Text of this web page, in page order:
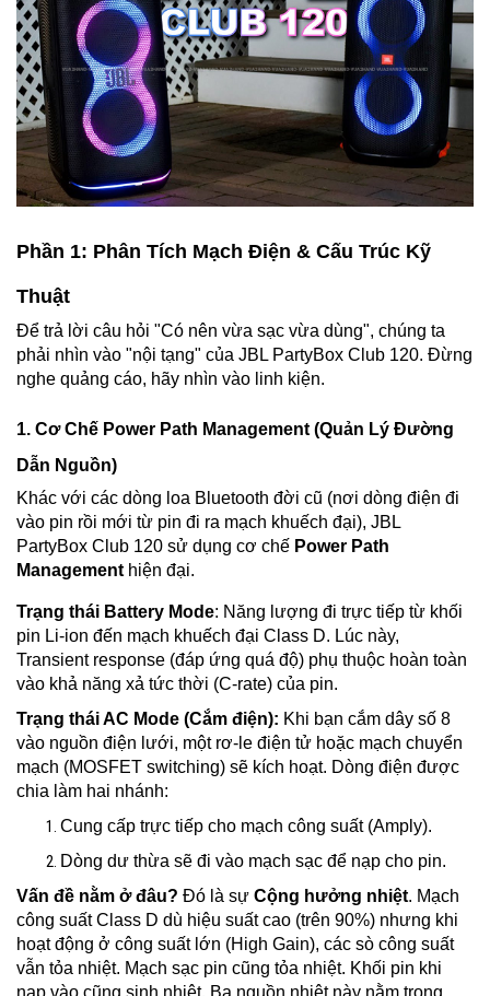
Phần 1: Phân Tích Mạch Điện & Cấu Trúc Kỹ
Thuật
Để trả lời câu hỏi "Có nên vừa sạc vừa dùng", chúng ta
phải nhìn vào "nội tạng" của JBL PartyBox Club 120. Đừng
nghe quảng cáo, hãy nhìn vào linh kiện.
1. Cơ Chế Power Path Management (Quản Lý Đường
Dẫn Nguồn)
Khác với các dòng loa Bluetooth đời cũ (nơi dòng điện đi
vào pin rồi mới từ pin đi ra mạch khuếch đại), JBL
PartyBox Club 120 sử dụng cơ chế Power Path
Managementhiện đại.
Trạng thái Battery Mode: Năng lượng đi trực tiếp từ khối
pin Li-ion đến mạch khuếch đại Class D. Lúc này,
Transient response (đáp ứng quá độ) phụ thuộc hoàn toàn
vào khả năng xả tức thời (C-rate) của pin.
Trạng thái AC Mode (Cắm điện): Khi bạn cắm dây số 8
vào nguồn điện lưới, một rơ-le điện tử hoặc mạch chuyển
mạch (MOSFET switching) sẽ kích hoạt. Dòng điện được
chia làm hai nhánh:
Cung cấp trực tiếp cho mạch công suất (Amply).
Dòng dư thừa sẽ đi vào mạch sạc để nạp cho pin.
Vấn đề nằm ở đâu? Đó là sự Cộng hưởng nhiệt. Mạch
công suất Class D dù hiệu suất cao (trên 90%) nhưng khi
hoạt động ở công suất lớn (High Gain), các sò công suất
vẫn tỏa nhiệt. Mạch sạc pin cũng tỏa nhiệt. Khối pin khi